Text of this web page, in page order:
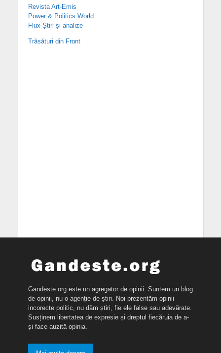
Revista Art-Emis
Power & Politics World
Flux-Știri și analize
Trăsături din Front
Gandeste.org este un agregator de opinii. Suntem un blog
de opinii, nu o agenție de știri. Noi prezentăm opinii
incorecte politic, nu dăm știri, fie ele false sau adevărate.
Susținem libertatea de expresie și dreptul fiecăruia de a-
și face auzită opinia.